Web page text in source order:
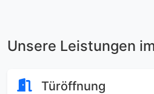
Unsere Leistungen
Türöffnung